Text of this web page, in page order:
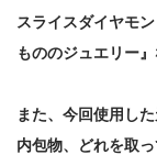
スライスダイヤモ
もののジュエリー』
また、今回使用し
内包物、どれを取